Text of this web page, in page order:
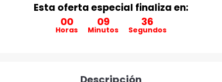
Esta oferta especial finaliza en:
00
Horas
09
Minutos
34
Segundos